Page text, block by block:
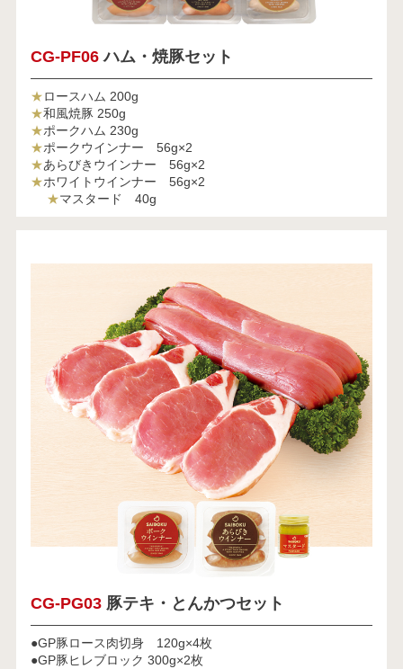
CG-PF06 ハム・焼豚セット
★ロースハム 200g
★和風焼豚 250g
★ポークハム 230g
★ポークウインナー 56g×2
★あらびきウインナー 56g×2
★ホワイトウインナー 56g×2
★マスタード 40g
CG-PG03 豚テキ・とんかつセット
●GP豚ロース肉切身 120g×4枚
●GP豚ヒレブロック 300g×2枚